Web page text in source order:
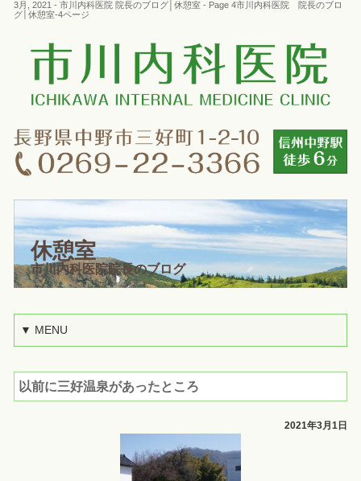
3月, 2021 - 市川内科医院 院長のブログ│休憩室 - Page 4市川内科医院 院長のブロ
グ│休憩室-4ページ
休憩室
市川内科医院院長のブログ
▼ MENU
以前に三好温泉があったところ
2021年3月1日